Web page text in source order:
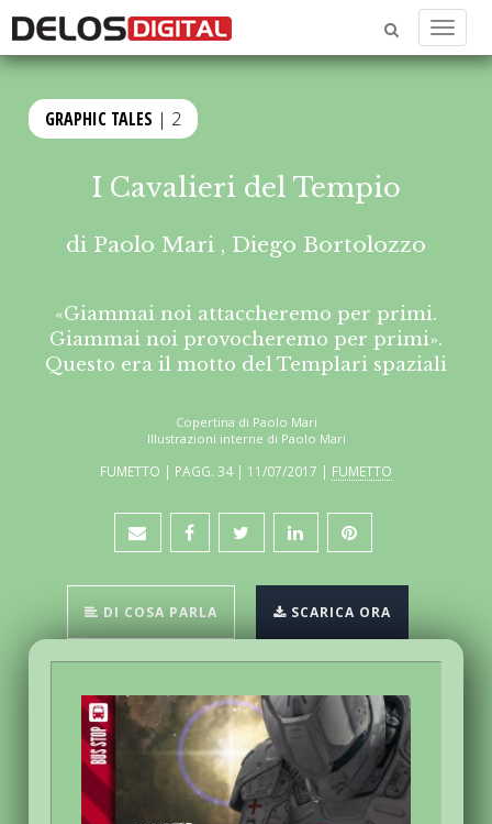
Menu
GRAPHIC TALES | 2
I Cavalieri del Tempio
di Paolo Mari , Diego Bortolozzo
«Giammai noi attaccheremo per primi.
Giammai noi provocheremo per primi».
Questo era il motto del Templari spaziali
Copertina di Paolo Mari
Illustrazioni interne di Paolo Mari
FUMETTO | PAGG. 34 | 11/07/2017 | FUMETTO
DI COSA PARLA SCARICA ORA